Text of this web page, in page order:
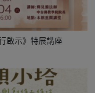
啟示》特展講座